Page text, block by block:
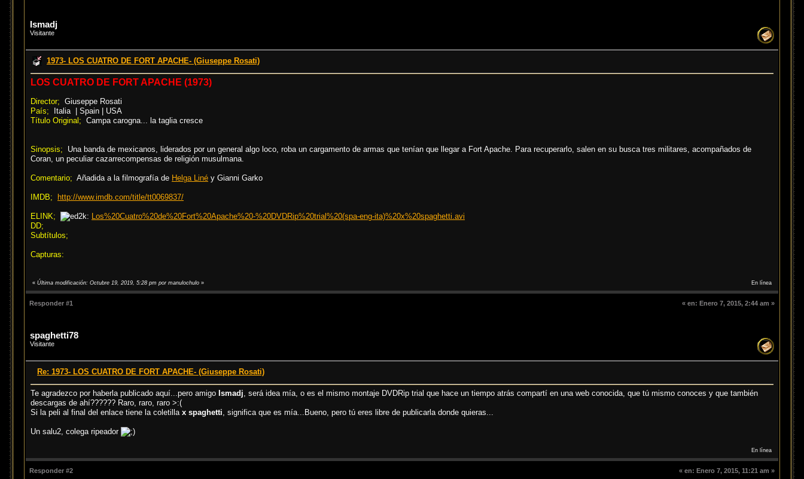
Ismadj
Visitante
1973- LOS CUATRO DE FORT APACHE- (Giuseppe Rosati)
LOS CUATRO DE FORT APACHE (1973)
Director; Giuseppe Rosati
País; Italia | Spain | USA
Título Original; Campa carogna... la taglia cresce
Sinopsis; Una banda de mexicanos, liderados por un general algo loco, roba un cargamento de armas que tenían que llegar a Fort Apache. Para recuperarlo, salen en su busca tres militares, acompañados de
Coran, un peculiar cazarrecompensas de religión musulmana.
Comentario; Añadida a la filmografía de Helga Liné y Gianni Garko
IMDB; http://www.imdb.com/title/tt0069837/
ELINK;
Los%20Cuatro%20de%20Fort%20Apache%20-%20DVDRip%20trial%20(spa-eng-ita)%20x%20spaghetti.avi
DD;
Subtítulos;
Capturas:
« Última modificación: Octubre 19, 2019, 5:28 pm por manulochulo » En línea
Responder #1 « en: Enero 7, 2015, 2:44 am »
spaghetti78
Visitante
Re: 1973- LOS CUATRO DE FORT APACHE- (Giuseppe Rosati)
Te agradezco por haberla publicado aquí...pero amigo Ismadj, será idea mía, o es el mismo montaje DVDRip trial que hace un tiempo atrás compartí en una web conocida, que tú mismo conoces y que también
descargas de ahí?????? Raro, raro, raro >:(
Si la peli al final del enlace tiene la coletilla x spaghetti, significa que es mía...Bueno, pero tú eres libre de publicarla donde quieras...
Un salu2, colega ripeador
En línea
Responder #2 « en: Enero 7, 2015, 11:21 am »